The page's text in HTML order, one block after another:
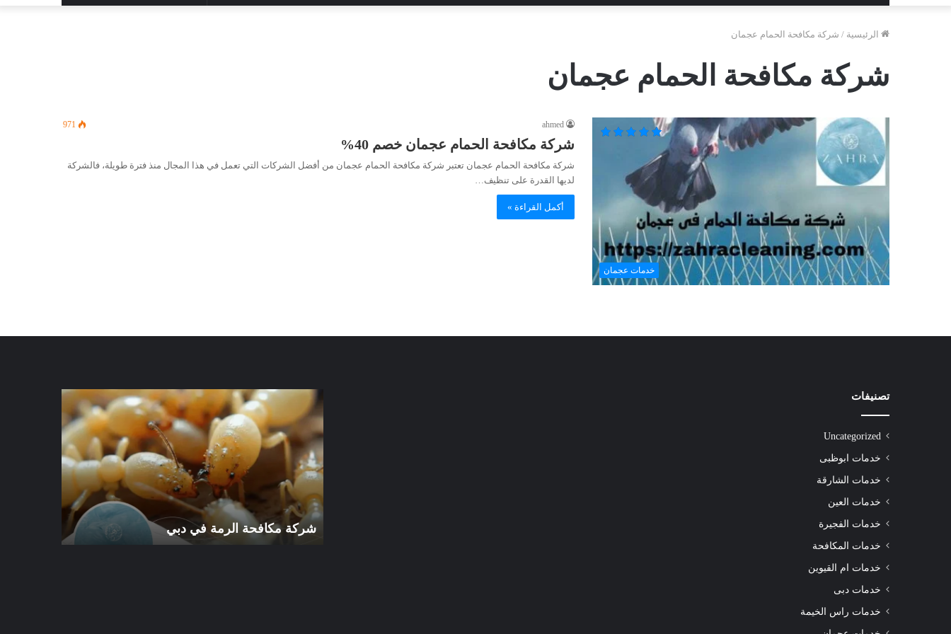
الرئيسية / شركة مكافحة الحمام عجمان
شركة مكافحة الحمام عجمان
خدمات عجمان
ahmed
971
شركة مكافحة الحمام عجمان خصم 40%
شركة مكافحة الحمام عجمان تعتبر شركة مكافحة الحمام عجمان من أفضل الشركات التي تعمل في هذا المجال منذ فترة طويلة، فالشركة
لديها القدرة على تنظيف…
أكمل القراءة »
تصنيفات
Uncategorized
خدمات ابوظبى
خدمات الشارقة
خدمات العين
خدمات الفجيرة
خدمات المكافحة
خدمات ام القيوين
خدمات دبى
خدمات راس الخيمة
الشارقة
|0508872055|
شركة تنظيف سجاد الشارقة |0508872055|
شركة
مكافحة
في
دبي
شركة مكافحة الرمة في دبي
شركة
مكافحة
الرمة
الورقاء